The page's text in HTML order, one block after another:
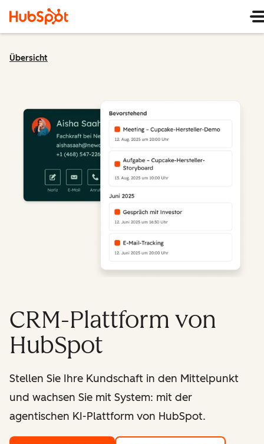
Übersicht
CRM-Plattform von
HubSpot
Stellen Sie Ihre Kundschaft in den Mittelpunkt
und wachsen Sie mit System: mit der
agentischen KI-Plattform von HubSpot.